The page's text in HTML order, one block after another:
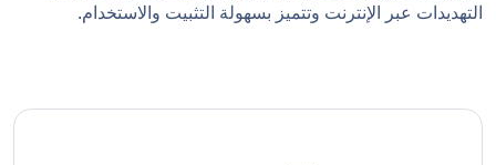
التهديدات عبر الإنترنت وتتميز بسهولة التثبيت والاستخدام.